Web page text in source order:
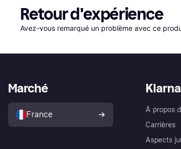
Retour d'expérience
Avez-vous remarqué un problème avec ce
Klarna
À propos
Carrières
Aspects
Marché
France